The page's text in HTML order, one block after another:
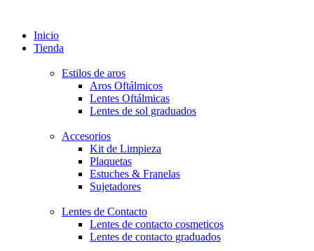
Inicio
Tienda
Estilos de aros
Aros Oftálmicos
Lentes Oftálmicas
Lentes de sol graduados
Accesorios
Kit de Limpieza
Plaquetas
Estuches & Franelas
Sujetadores
Lentes de Contacto
Lentes de contacto cosmeticos
Lentes de contacto graduados